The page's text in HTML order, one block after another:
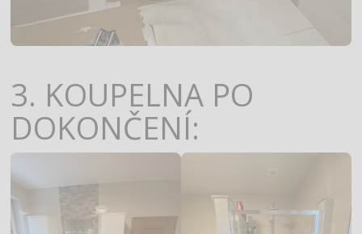
3. KOUPELNA PO
DOKONČENÍ: